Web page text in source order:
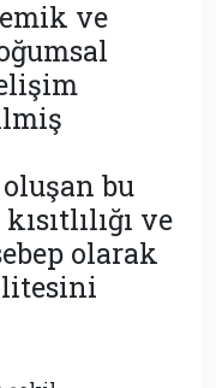
ve
bu
ve
olarak